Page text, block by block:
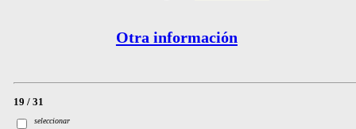
Otra información
19 / 31
seleccionar